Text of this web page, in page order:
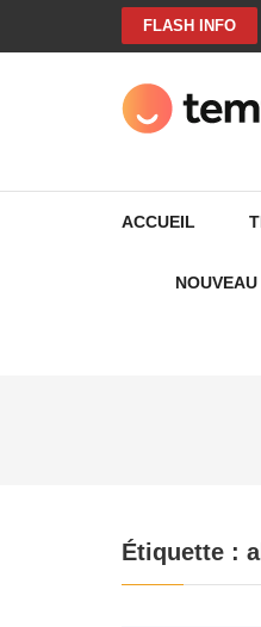
FLASH INFO
ACCUEIL
Étiquette :